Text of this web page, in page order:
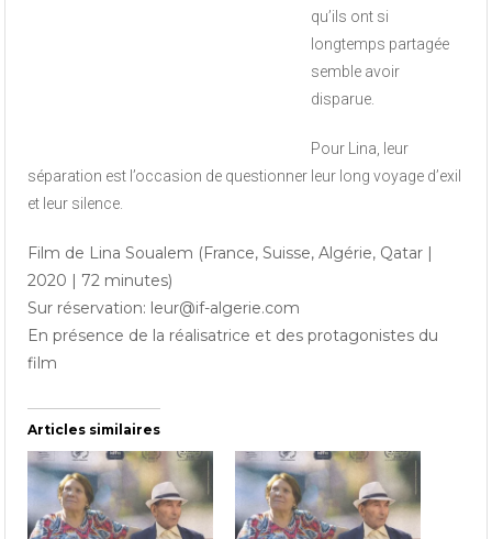
qu’ils ont si
longtemps partagée
semble avoir
disparue.
Pour Lina, leur
séparation est l’occasion de questionner leur long voyage d’exil
et leur silence.
Film de Lina Soualem (France, Suisse, Algérie, Qatar |
2020 | 72 minutes)
Sur réservation: leur@if-algerie.com
En présence de la réalisatrice et des protagonistes du
film
Articles similaires